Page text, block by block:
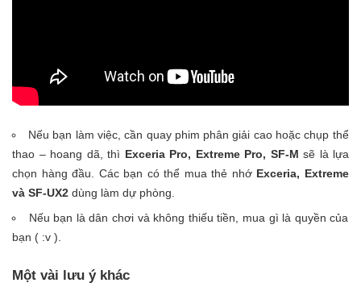
Nếu bạn làm việc, cần quay phim phân giải cao hoặc chụp thể
thao – hoang dã, thì Exceria Pro, Extreme Pro, SF-M sẽ là lựa
chọn hàng đầu. Các bạn có thể mua thẻ nhớ Exceria, Extreme
và SF-UX2 dùng làm dự phòng.
Nếu bạn là dân chơi và không thiếu tiền, mua gì là quyền của
bạn ( :v ).
Một vài lưu ý khác